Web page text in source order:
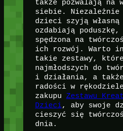
także pozwalają na
siebie. Niezależnie
dzieci szyją własną
ozdabiają
spędzona na
ich rozwój. Warto
takie zestawy,
najmłodszych do
i działania, a także
radości w
zakupu Zestawu
Dzieci, aby swoje
cieszyć się
dnia.